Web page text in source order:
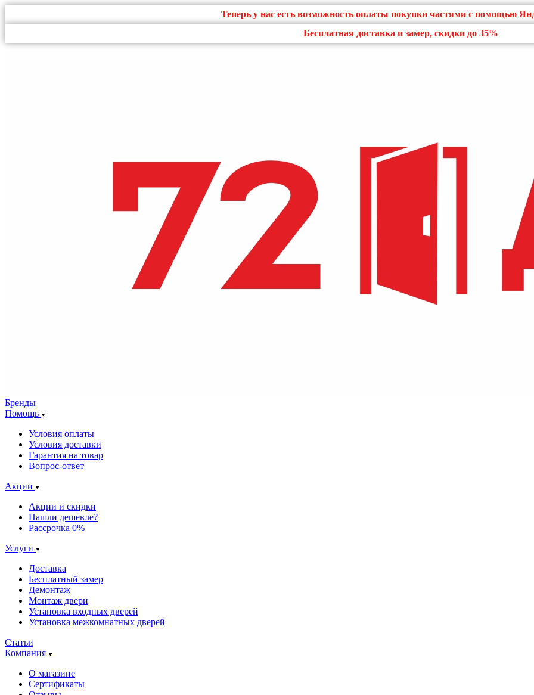
Теперь у нас есть возможность оплаты покупки частями с помощью
Бесплатная доставка и замер, скидки до 35%
Бренды
Помощь
Условия оплаты
Условия доставки
Гарантия на товар
Вопрос-ответ
Акции
Акции и скидки
Нашли дешевле?
Рассрочка 0%
Услуги
Доставка
Бесплатный замер
Демонтаж
Монтаж двери
Установка входных дверей
Установка межкомнатных дверей
Статьи
Компания
О магазине
Сертификаты